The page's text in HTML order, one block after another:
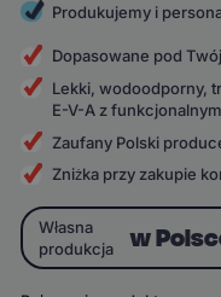
Produkujemy i
Dopasowane pod
Lekki, wodoodporny,
E-V-A z
Zaufany Polski
Zniżka przy zakupie
Własna
produkcja
w